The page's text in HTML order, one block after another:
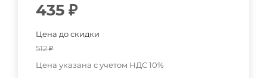
435 ₽
Цена до скидки
512₽
Цена указана с учетом НДС 10%